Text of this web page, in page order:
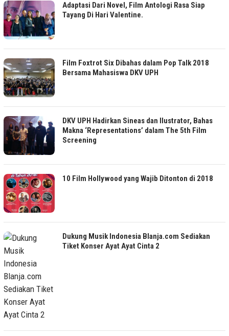
Adaptasi Dari Novel, Film Antologi Rasa Siap
Tayang Di Hari Valentine.
Film Foxtrot Six Dibahas dalam Pop Talk 2018
Bersama Mahasiswa DKV UPH
DKV UPH Hadirkan Sineas dan llustrator, Bahas
Makna ‘Representations’ dalam The 5th Film
Screening
10 Film Hollywood yang Wajib Ditonton di 2018
Dukung Musik Indonesia Blanja.com Sediakan
Tiket Konser Ayat Ayat Cinta 2